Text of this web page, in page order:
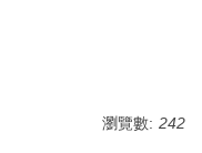
瀏覽數: 242